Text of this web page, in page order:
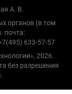
А. В.
органов (в том
почта:
633-57-57
2026.
без разрешения